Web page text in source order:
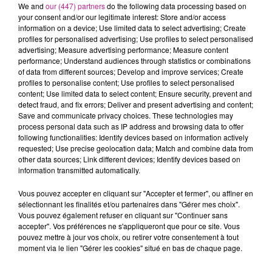
TITRES DIFFUSÉS Voir plus
15h34
15h34
NAIKA
One Track Mind
15h31
15h31
JULIEN LIEB FEAT. OTTA
Dis-Moi Ou
15h27
15h27
SLAYYYTER
Dance
15h24
15h24
TEDDY SWIMS
15h20
15h20
SHAKIRA FEAT. BURNA
AMBRE
We and our (447) partnersdo the following data processing based on
your consent and/or our legitimate interest: Store and/or access
information on a device; Use limited data to select advertising; Create
profiles for personalised advertising; Use profiles to select personalised
advertising; Measure advertising performance; Measure content
performance; Understand audiences through statistics or combinations
of data from different sources; Develop and improve services; Create
profiles to personalise content; Use profiles to select personalised
content; Use limited data to select content; Ensure security, prevent and
detect fraud, and fix errors; Deliver and present advertising and content;
Save and communicate privacy choices. These technologies may
process personal data such as IP address and browsing data to offer
following functionalities: Identify devices based on information actively
requested; Use precise geolocation data; Match and combine data from
other data sources; Link different devices; Identify devices based on
information transmitted automatically.
Vous pouvez accepter en cliquant sur "Accepter et fermer", ou affiner en
sélectionnant les finalités et/ou partenaires dans "Gérer mes choix".
Vous pouvez également refuser en cliquant sur "Continuer sans
accepter". Vos préférences ne s'appliqueront que pour ce site. Vous
pouvez mettre à jour vos choix, ou retirer votre consentement à tout
moment via le lien "Gérer les cookies" situé en bas de chaque page.